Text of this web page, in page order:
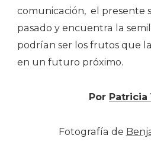
comunicación, el presente
pasado y encuentra la
podrían ser los frutos que
en un futuro próximo.
Por Patricia
Fotografía de